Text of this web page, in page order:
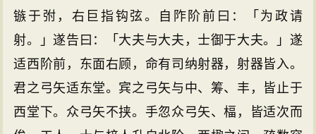
镞于弣，右巨指钩弦。自阼阶前曰：「为政请
射。」遂告曰：「大夫与大夫，士御于大夫。」遂
适西阶前，东面右顾，命有司纳射器，射器皆入。
君之弓矢适东堂。宾之弓矢与中、筹、丰，皆止于
西堂下。众弓矢不挟。手忽众弓矢、楅，皆适次而